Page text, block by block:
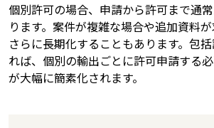
個別許可の場合、申請から許可まで通
ります。案件が複雑な場合や追加資料
さらに長期化することもあります。包
れば、個別の輸出ごとに許可申請する
が大幅に簡素化されます。